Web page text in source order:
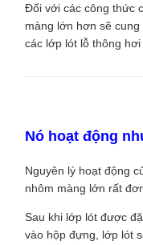
Đối với các công thức
màng lớn hơn sẽ
các lớp lót lỗ thông hơi
Nó hoạt động
Nguyên lý hoạt động
nhôm màng lớn rất
Sau khi lớp lót được
vào hộp đựng, lớp lót